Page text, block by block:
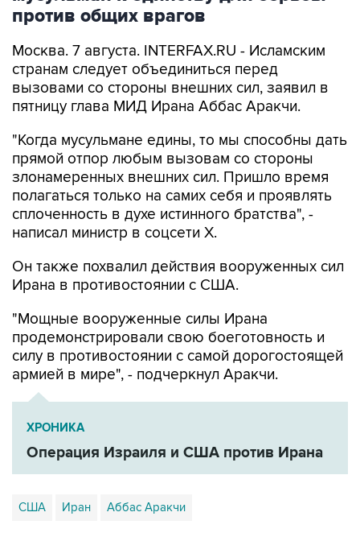
Москва. 7 августа. INTERFAX.RU - Исламским
вызовами со стороны внешних сил, заявил в
пятницу глава МИД Ирана Аббас Аракчи.
"Когда мусульмане едины, то мы способны дать
злонамеренных внешних сил. Пришло время
полагаться только на самих себя и проявлять
сплоченность в духе истинного братства", -
написал министр в соцсети Х.
Он также похвалил действия вооруженных сил
"Мощные вооруженные силы Ирана
силу в противостоянии с самой дорогостоящей
армией в мире", - подчеркнул Аракчи.
ХРОНИКА
Операция Израиля и США против Ирана
США Иран Аббас Аракчи